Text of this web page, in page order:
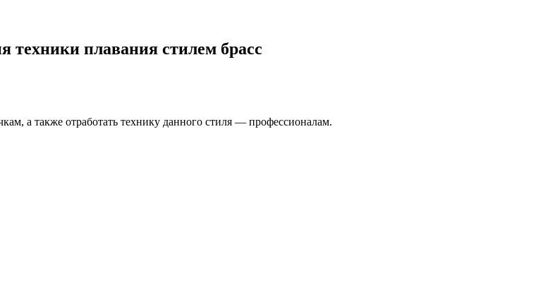
техники плавания стилем брасс
а также отработать технику данного стиля — профессионалам.